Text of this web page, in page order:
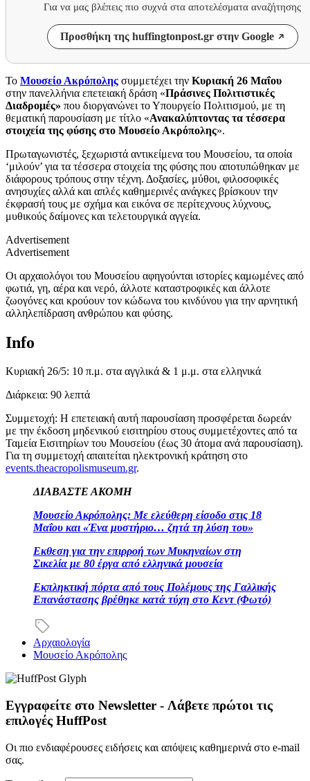
Για να μας βλέπεις πιο συχνά στα αποτελέσματα αναζήτησης
Προσθήκη της huffingtonpost.gr στην Google
Το Μουσείο Ακρόπολης συμμετέχει την Κυριακή 26 Μαΐου
στην πανελλήνια επετειακή δράση «Πράσινες Πολιτιστικές
Διαδρομές» που διοργανώνει το Υπουργείο Πολιτισμού, με τη
θεματική παρουσίαση με τίτλο «Ανακαλύπτοντας τα τέσσερα
στοιχεία της φύσης στο Μουσείο Ακρόπολης».
Πρωταγωνιστές, ξεχωριστά αντικείμενα του Μουσείου, τα οποία
‘μιλούν’ για τα τέσσερα στοιχεία της φύσης που αποτυπώθηκαν με
διάφορους τρόπους στην τέχνη. Δοξασίες, μύθοι, φιλοσοφικές
ανησυχίες αλλά και απλές καθημερινές ανάγκες βρίσκουν την
έκφρασή τους με σχήμα και εικόνα σε περίτεχνους λύχνους,
μυθικούς δαίμονες και τελετουργικά αγγεία.
Advertisement
Advertisement
Οι αρχαιολόγοι του Μουσείου αφηγούνται ιστορίες καμωμένες από
φωτιά, γη, αέρα και νερό, άλλοτε καταστροφικές και άλλοτε
ζωογόνες και κρούουν τον κώδωνα του κινδύνου για την αρνητική
αλληλεπίδραση ανθρώπου και φύσης.
Info
Κυριακή 26/5: 10 π.μ. στα αγγλικά & 1 μ.μ. στα ελληνικά
Διάρκεια: 90 λεπτά
Συμμετοχή: Η επετειακή αυτή παρουσίαση προσφέρεται δωρεάν
με την έκδοση μηδενικού εισιτηρίου στους συμμετέχοντες από τα
Ταμεία Εισιτηρίων του Μουσείου (έως 30 άτομα ανά παρουσίαση).
Για τη συμμετοχή απαιτείται ηλεκτρονική κράτηση στο
events.theacropolismuseum.gr.
ΔΙΑΒΑΣΤΕ ΑΚΟΜΗ
Μουσείο Ακρόπολης: Με ελεύθερη είσοδο στις 18
Μαΐου και «Ένα μυστήριο… ζητά τη λύση του»
Εκθεση για την επιρροή των Μυκηναίων στη
Σικελία με 80 έργα από ελληνικά μουσεία
Εκπληκτική πόρτα από τους Πολέμους της Γαλλικής
Επανάστασης βρέθηκε κατά τύχη στο Κεντ (Φωτό)
Αρχαιολογία
Μουσείο Ακρόπολης
Εγγραφείτε στο Newsletter - Λάβετε πρώτοι τις
επιλογές HuffPost
Οι πιο ενδιαφέρουσες ειδήσεις και απόψεις καθημερινά στο e-mail
σας.